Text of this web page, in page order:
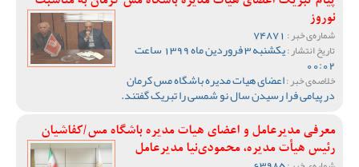
نوروز
شماره‌ی خبر :
تاریخ انتشار : یکشنبه 3 فروردین ماه 1399 ساعت
00:02
خلاصه‌ی خبر :اعضای هیات مدیره باشگاه مس کرمان
در پیامی فرا رسیدن سال نو شمسی را تبریک گفتند.
معرفی مدیرعامل و اعضای هیات مدیره باشگاه مس/کفاشیان
رئیس هیأت مدیره، محمودی‌نیا مدیرعامل